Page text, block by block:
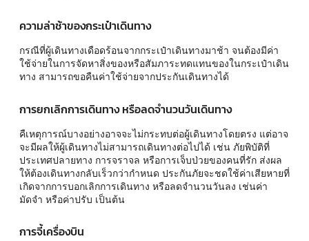
ความล่าช้าของกระเป๋าเดินทาง
กรณีที่ผู้เดินทางเดือดร้อนจากกระเป๋าเดินทางมาช้า จนต้องมีค่า
ใช้จ่ายในการจัดหาสิ่งของหรือสัมภาระทดแทนของในกระเป๋าเดิน
ทาง สามารถขอคืนค่าใช้จ่ายจากประกันเดินทางได้
การยกเลิกการเดินทาง หรือลดจำนวนวันเดินทาง
คืเหตุการณ์บางอย่างอาจจะไม่กระทบต่อผู้เดินทางโดยตรง แต่อาจ
จะมีผลให้ผู้เดินทางไม่สามารถเดินทางต่อไปได้ เช่น ภัยพิบัติที่
ประเทศปลายทาง การจราจล หรือการเจ็บป่วยของคนที่รัก ส่งผล
ให้ต้องเดินทางกลับเร็วกว่ากำหนด ประกันภัยจะชดใช้ค่าเสียหายที่
เกิดจากการบอกเลิกการเดินทาง หรือลดจำนวนวันลง เช่นค่า
มัดจำ หรือค่าปรับ เป็นต้น
การจี้เครื่องบิน